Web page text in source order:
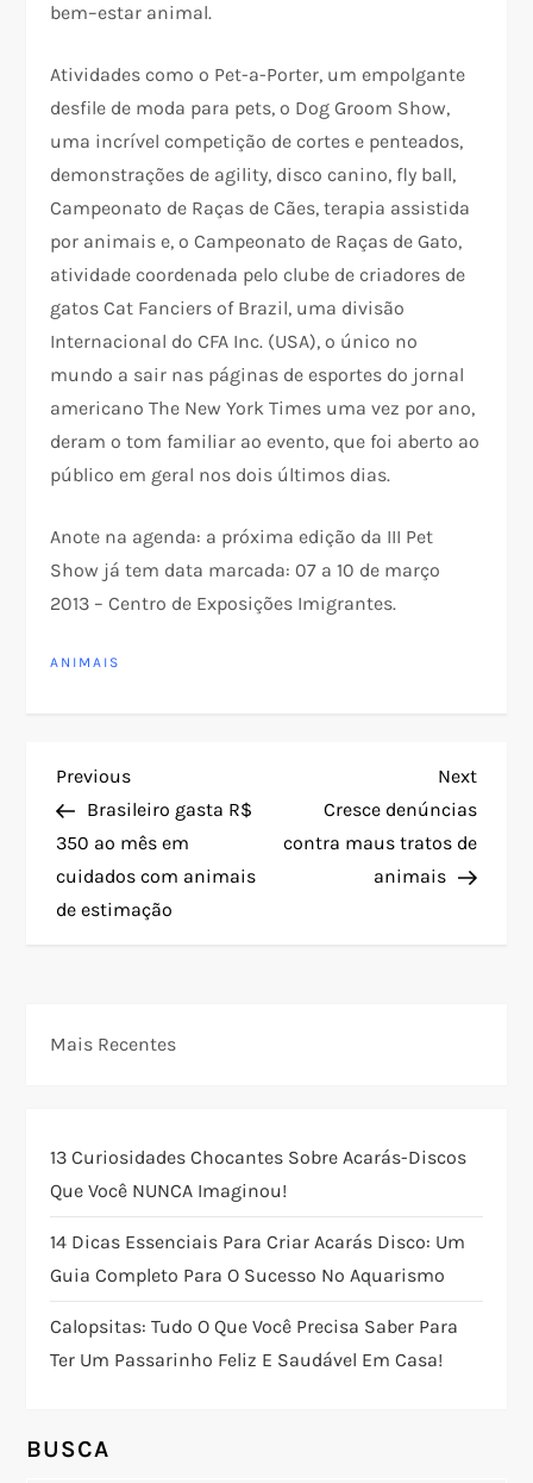
bem–estar animal.
Atividades como o Pet-a-Porter, um empolgante
desfile de moda para pets, o Dog Groom Show,
uma incrível competição de cortes e penteados,
demonstrações de agility, disco canino, fly ball,
Campeonato de Raças de Cães, terapia assistida
por animais e, o Campeonato de Raças de Gato,
atividade coordenada pelo clube de criadores de
gatos Cat Fanciers of Brazil, uma divisão
Internacional do CFA Inc. (USA), o único no
mundo a sair nas páginas de esportes do jornal
americano The New York Times uma vez por ano,
deram o tom familiar ao evento, que foi aberto ao
público em geral nos dois últimos dias.
Anote na agenda: a próxima edição da III Pet
Show já tem data marcada: 07 a 10 de março
2013 – Centro de Exposições Imigrantes.
ANIMAIS
N
a
v
a
ã
o
d
e
o
Previous
Post
Previous
Brasileiro gasta R$
350 ao mês em
cuidados com animais
de estimação
Next
Post
Next
Cresce denúncias
contra maus tratos de
animais
Mais Recentes
13 Curiosidades Chocantes Sobre Acarás-Discos
Que Você NUNCA Imaginou!
14 Dicas Essenciais Para Criar Acarás Disco: Um
Guia Completo Para O Sucesso No Aquarismo
Calopsitas: Tudo O Que Você Precisa Saber Para
Ter Um Passarinho Feliz E Saudável Em Casa!
BUSCA